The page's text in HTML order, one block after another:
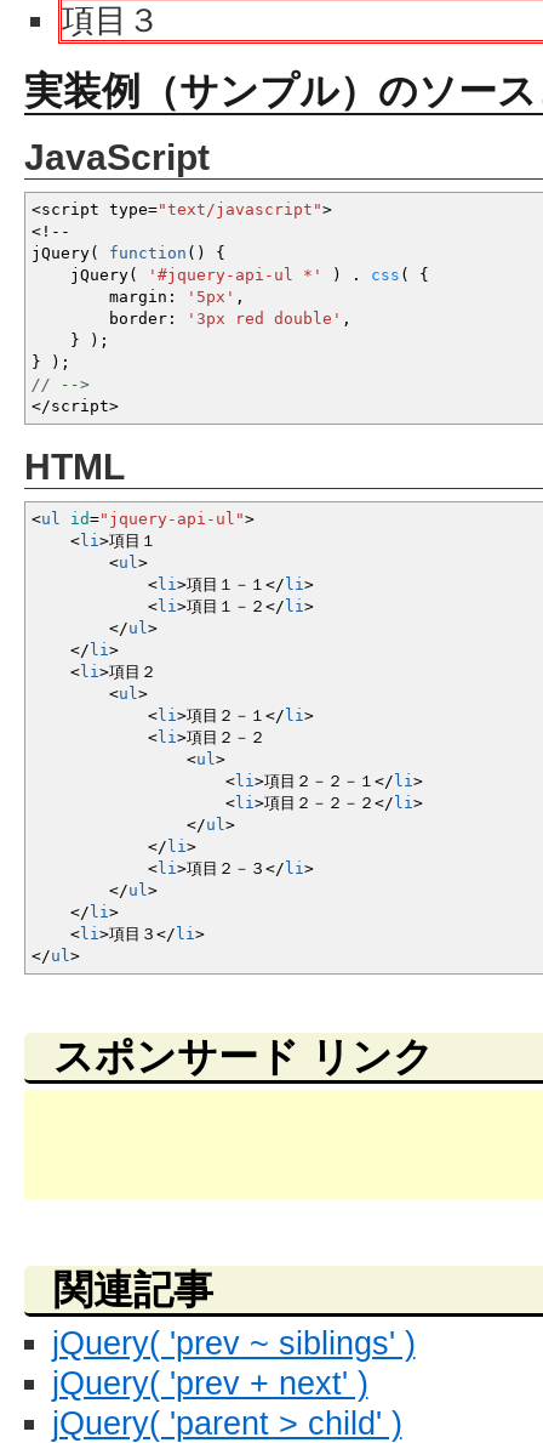
項目３
実装例（サンプル）のソー
JavaScript
<script type="text/javascript">
<!--
jQuery( function ( )
{
jQuery( '#jquery-api-ul *' ) . css (
{
margin : '5px' ,
border : '3px red double' ,
}
) ;
}
) ;
// -->
</script>
HTML
<ul id="jquery-api-ul">
<li>項目１
<ul>
<li>項目１－１ </ li>
<li>項目１－２ </ li>
</ul>
</ li>
<li>項目２
<ul>
<li>項目２－１ </ li>
<li>項目２－２
<ul>
<li>項目２－２－１ </ li>
<li>項目２－２－２ </ li>
</ul>
</ li>
<li>項目２－３ </ li>
</ul>
</ li>
<li>項目３ </ li>
</ul>
スポンサード リンク
関連記事
jQuery( 'prev ~ siblings' )
jQuery( 'prev + next' )
jQuery( 'parent > child' )